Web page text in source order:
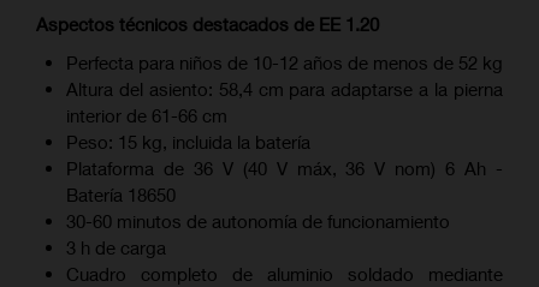
Aspectos técnicos destacados de EE 1.20
Perfecta para niños de 10-12 años de menos de 52 kg
Altura del asiento: 58,4 cm para adaptarse a la pierna
interior de 61-66 cm
Peso: 15 kg, incluida la batería
Plataforma de 36 V (40 V máx, 36 V nom) 6 Ah -
Batería 18650
30-60 minutos de autonomía de funcionamiento
3 h de carga
Cuadro completo de aluminio soldado mediante